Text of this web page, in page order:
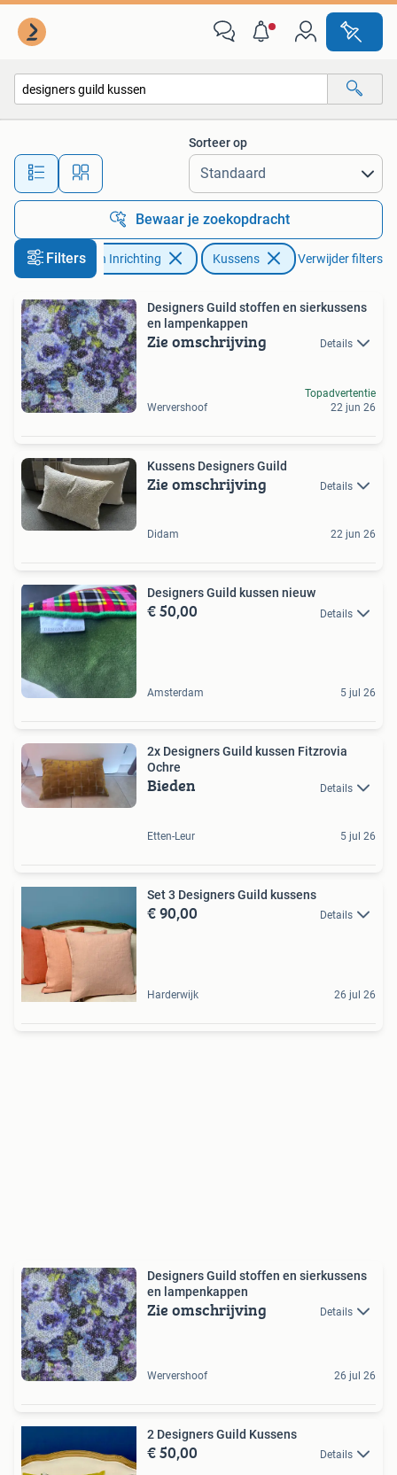
Alle afstanden…
Sorteer op
Bewaar je zoekopdracht
FiltersHuis en Inrichting Kussens Verwijder filters
Designers Guild stoffen en sierkussens
en lampenkappen
Zie omschrijving Details
Wervershoof
Topadvertentie
22 jun 26
Kussens Designers Guild
Zie omschrijving Details
Didam 22 jun 26
Designers Guild kussen nieuw
€ 50,00 Details
Amsterdam 5 jul 26
2x Designers Guild kussen Fitzrovia
Ochre
Bieden Details
Etten-Leur 5 jul 26
Set 3 Designers Guild kussens
€ 90,00 Details
Harderwijk 26 jul 26
Designers Guild stoffen en sierkussens
en lampenkappen
Zie omschrijving Details
Wervershoof 26 jul 26
2 Designers Guild Kussens
€ 50,00 Details